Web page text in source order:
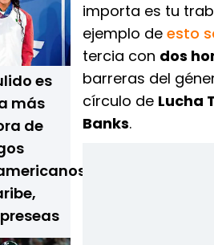
es
más
de
preseas
importa es tu
ejemplo de esto
tercia con dos
barreras del
círculo de Lucha
Banks.